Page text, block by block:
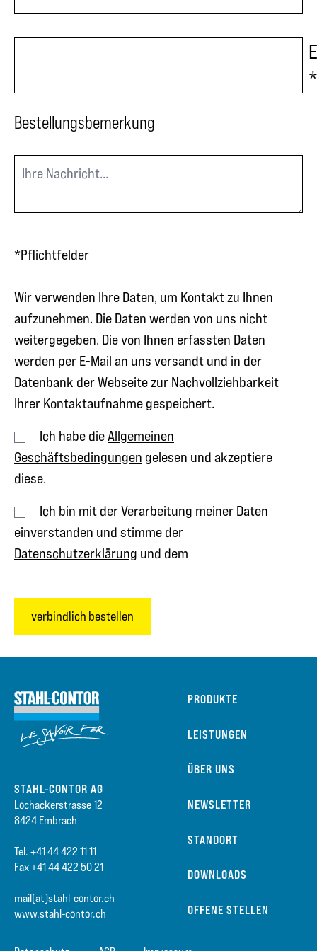
*
Bestellungsbemerkung
*Pflichtfelder
Wir verwenden Ihre Daten, um Kontakt zu Ihnen
aufzunehmen. Die Daten werden von uns nicht
weitergegeben. Die von Ihnen erfassten Daten
werden per E-Mail an uns versandt und in der
Datenbank der Webseite zur Nachvollziehbarkeit
Ihrer Kontaktaufnahme gespeichert.
Ich habe dieAllgemeinen
Geschäftsbedingungen gelesen und akzeptiere
diese.
Ich bin mit der Verarbeitung meiner Daten
einverstanden und stimme der
Datenschutzerklärung und dem
verbindlich bestellen
STAHL-CONTOR AG
Lochackerstrasse 12
8424 Embrach
Tel. +41 44 422 11 11
Fax +41 44 422 50 21
mail(at)stahl-contor.ch
www.stahl-contor.ch
PRODUKTE
LEISTUNGEN
ÜBER UNS
NEWSLETTER
STANDORT
DOWNLOADS
OFFENE STELLEN